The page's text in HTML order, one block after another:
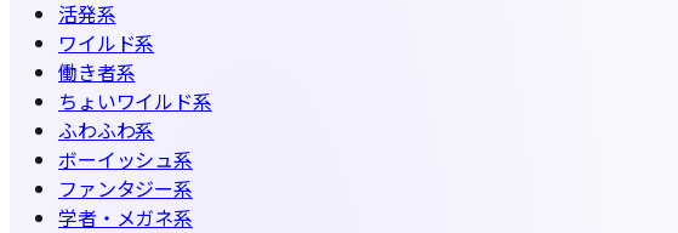
活発系
ワイルド系
働き者系
ちょいワイルド系
ふわふわ系
ボーイッシュ系
ファンタジー系
学者・メガネ系